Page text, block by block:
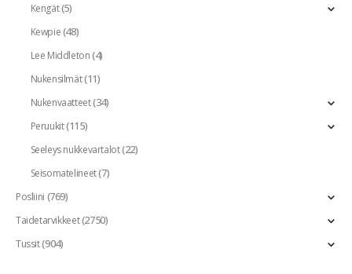
Kengät(5)
Kewpie(48)
Lee Middleton(4)
Nukensilmät(11)
Nukenvaatteet(34)
Peruukit(115)
Seeleys nukkevartalot(22)
Seisomatelineet(7)
Posliini (769)
Taidetarvikkeet(2750)
Tussit(904)